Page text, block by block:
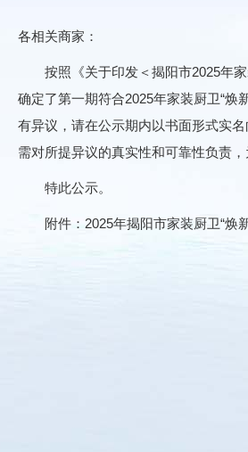
各相关商家：
按照《关于印发＜揭阳市2025年家
确定了第一期符合2025年家装厨卫“焕
有异议，请在公示期内以书面形式实
需对所提异议的真实性和可靠性负责
特此公示。
附件：2025年揭阳市家装厨卫“焕